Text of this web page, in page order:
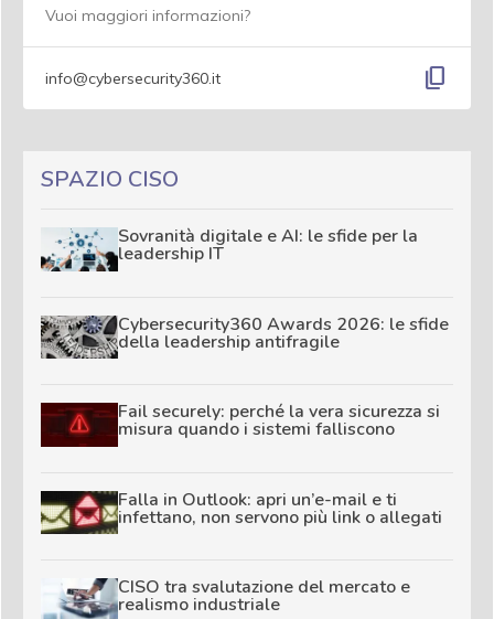
Vuoi maggiori informazioni?
info@cybersecurity360.it content_copy
SPAZIO CISO
Sovranità digitale e AI: le sfide per la
leadership IT
Cybersecurity360 Awards 2026: le sfide
della leadership antifragile
Fail securely: perché la vera sicurezza si
misura quando i sistemi falliscono
Falla in Outlook: apri un’e-mail e ti
infettano, non servono più link o allegati
CISO tra svalutazione del mercato e
realismo industriale